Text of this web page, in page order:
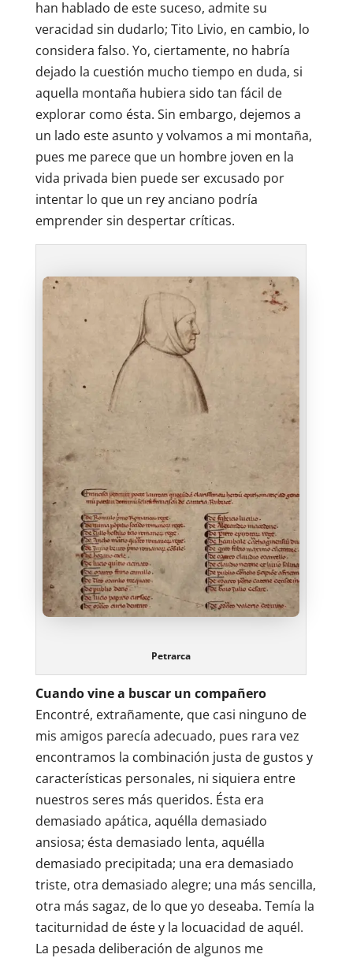
han hablado de este suceso, admite su
veracidad sin dudarlo; Tito Livio, en cambio, lo
considera falso. Yo, ciertamente, no habría
dejado la cuestión mucho tiempo en duda, si
aquella montaña hubiera sido tan fácil de
explorar como ésta. Sin embargo, dejemos a
un lado este asunto y volvamos a mi montaña,
pues me parece que un hombre joven en la
vida privada bien puede ser excusado por
intentar lo que un rey anciano podría
emprender sin despertar críticas.
Petrarca
Cuando vine a buscar un compañero
Encontré, extrañamente, que casi ninguno de
mis amigos parecía adecuado, pues rara vez
encontramos la combinación justa de gustos y
características personales, ni siquiera entre
nuestros seres más queridos. Ésta era
demasiado apática, aquélla demasiado
ansiosa; ésta demasiado lenta, aquélla
demasiado precipitada; una era demasiado
triste, otra demasiado alegre; una más sencilla,
otra más sagaz, de lo que yo deseaba. Temía la
taciturnidad de éste y la locuacidad de aquél.
La pesada deliberación de algunos me